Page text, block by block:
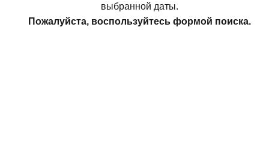
выбранной даты.
Пожалуйста, воспользуйтесь формой поиска.